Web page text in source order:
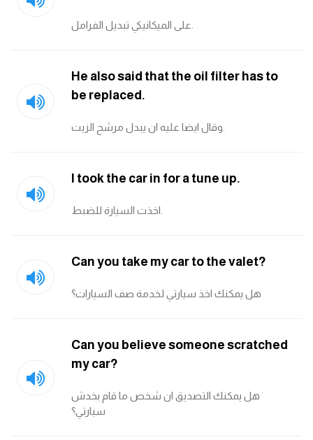
كلمات بحرف x
He also said that the oil filter has to
be replaced.
I took the car in for a tune up.
Can you take my car to the valet?
هل يمكنك اخذ سيارتي لخدمة صف السيارات؟
Can you believe someone scratched
my car?
هل يمكنك التصديق ان شخص ما قام بخدش
سبارتي؟